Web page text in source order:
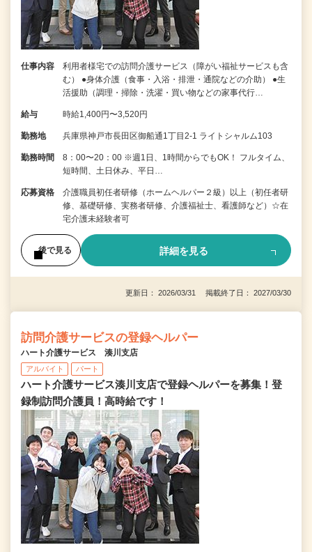
仕事内容
利用者様宅での訪問介護サービス（障がい福祉サービスも含
む） ●身体介護（食事・入浴・排泄・通院などの介助） ●生
活援助（調理・掃除・洗濯・買い物などの家事代行…
給与 時給1,400円〜3,520円
勤務地 兵庫県神戸市長田区御船通1丁目2-1 ライトシャルム103
勤務時間
8：00〜20：00 ※週1日、1時間からでもOK！ フルタイム、
短時間、土日休み、平日…
応募資格
介護職員初任者研修（ホームヘルパー２級）以上（初任者研
修、基礎研修、実務者研修、介護福祉士、看護師など）☆在
宅介護未経験者可
後で見る 詳細を見る
更新日： 2026/03/31 掲載終了日： 2027/03/30
訪問介護サービスの登録ヘルパー
ハート介護サービス 湊川支店
アルバイト パート
ハート介護サービス湊川支店で登録ヘルパーを募集！登
録制訪問介護員！高時給です！